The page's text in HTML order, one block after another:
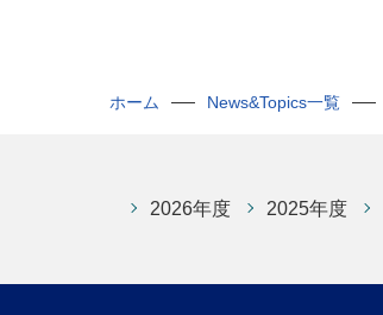
ホーム News&Topics一覧
2026年度 2025年度